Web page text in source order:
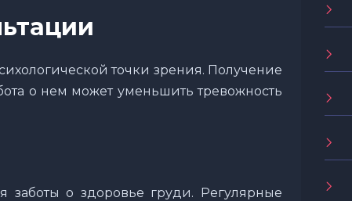
точки зрения. Получение
о нем может уменьшить тревожность
о здоровье груди. Регулярные